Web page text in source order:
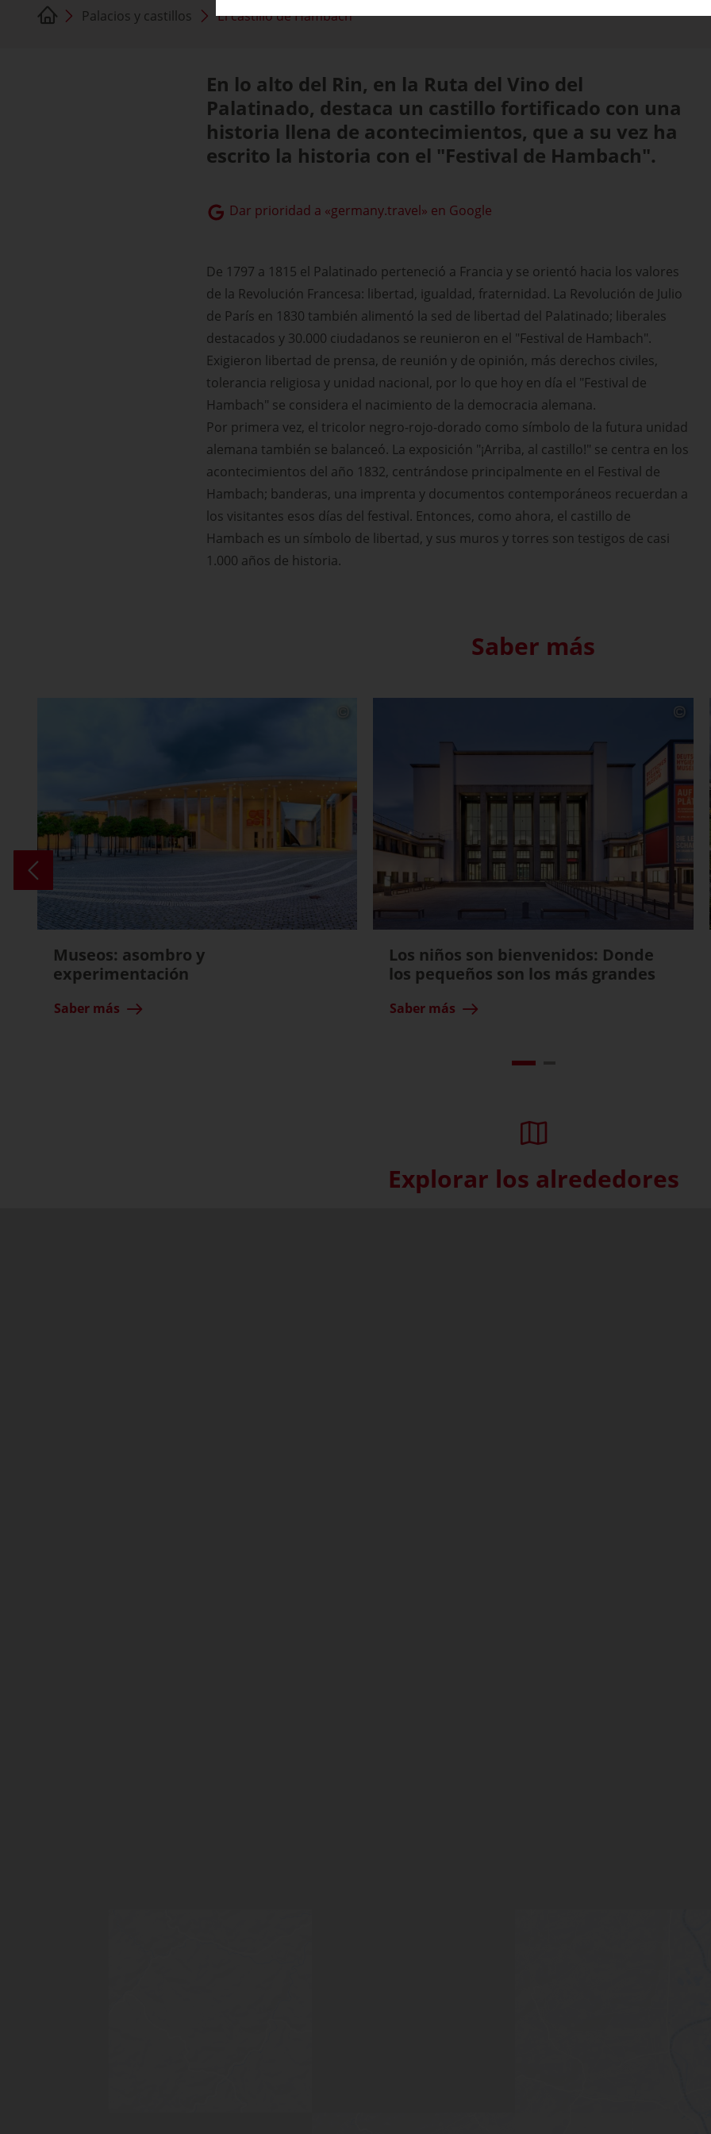
Palacios y castillos El castillo de Hambach
En lo alto del Rin, en la Ruta del Vino del
Palatinado, destaca un castillo fortificado con una
historia llena de acontecimientos, que a su vez ha
escrito la historia con el "Festival de Hambach".
Dar prioridad a «germany.travel» en Google
De 1797 a 1815 el Palatinado perteneció a Francia y se orientó hacia los valores
de la Revolución Francesa: libertad, igualdad, fraternidad. La Revolución de Julio
de París en 1830 también alimentó la sed de libertad del Palatinado; liberales
destacados y 30.000 ciudadanos se reunieron en el "Festival de Hambach".
Exigieron libertad de prensa, de reunión y de opinión, más derechos civiles,
tolerancia religiosa y unidad nacional, por lo que hoy en día el "Festival de
Hambach" se considera el nacimiento de la democracia alemana.
Por primera vez, el tricolor negro-rojo-dorado como símbolo de la futura unidad
alemana también se balanceó. La exposición "¡Arriba, al castillo!" se centra en los
acontecimientos del año 1832, centrándose principalmente en el Festival de
Hambach; banderas, una imprenta y documentos contemporáneos recuerdan a
los visitantes esos días del festival. Entonces, como ahora, el castillo de
Hambach es un símbolo de libertad, y sus muros y torres son testigos de casi
1.000 años de historia.
Saber más
Museos: asombro y
experimentación
Saber más
Los niños son bienvenidos: Donde
los pequeños son los más grandes
Saber más
Explorar los alrededores